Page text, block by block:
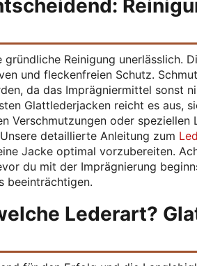
gründliche Reinigung unerlässlich.
und fleckenfreien Schutz.
da das Imprägniermittel sonst
Glattlederjacken reicht es aus,
Verschmutzungen oder speziellen
detaillierte Anleitung zum
Jacke optimal vorzubereiten.
du mit der Imprägnierung
beeinträchtigen.
Lederart?